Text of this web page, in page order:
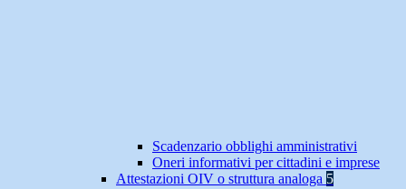
Scadenzario obblighi amministrativi
Oneri informativi per cittadini e imprese
Attestazioni OIV o struttura analoga 5